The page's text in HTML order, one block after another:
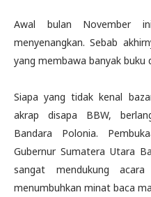
Awal bulan November
menyenangkan. Sebab
yang membawa banyak buku
Siapa yang tidak kenal
akrap disapa BBW,
Bandara Polonia.
Gubernur Sumatera Utara
sangat mendukung
menumbuhkan minat baca